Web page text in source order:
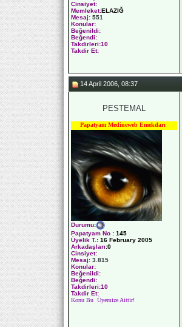
Cinsiyet:
Memleket:ELAZIĞ
Mesaj: 551
Konular:
Beğenildi:
Beğendi:
Takdirleri:10
Takdir Et:
14 April 2006, 08:37
PESTEMAL
Papatyam Medineweb Emekdarı
Durumu:
Papatyam No : 145
Üyelik T.: 16 February 2005
Arkadaşları:0
Cinsiyet:
Mesaj: 3.815
Konular:
Beğenildi:
Beğendi:
Takdirleri:10
Takdir Et:
Konu Bu Üyemize Aittir!